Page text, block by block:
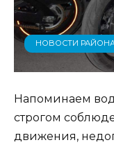
НОВОСТИ
Напоминаем
строгом
движения,